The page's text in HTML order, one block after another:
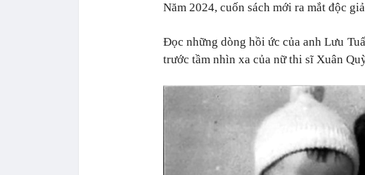
Năm 2024, cuốn sách mới ra mắt độc
Đọc những dòng hồi ức của anh Lưu
trước tầm nhìn xa của nữ thi sĩ Xuân